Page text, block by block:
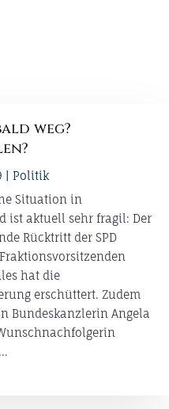
weg?
Politik
Situation in
ist aktuell sehr fragil: Der
Rücktritt der SPD
hat die
erschüttert. Zudem
Bundeskanzlerin Angela